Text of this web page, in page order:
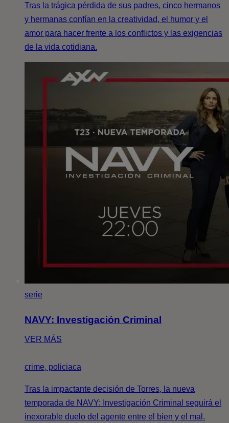
Tras la trágica pérdida de sus padres, cinco hermanos
y hermanas confían en la creatividad, el humor y el
amor para hacer frente a los conflictos y las exigencias
de la vida cotidiana.
serie
NAVY: Investigación Criminal
VER MÁS
crime, policiaca
Tras la impactante decisión de Torres, la nueva
temporada de NAVY: Investigación Criminal seguirá el
inexorable duelo del agente entre el bien y el mal.